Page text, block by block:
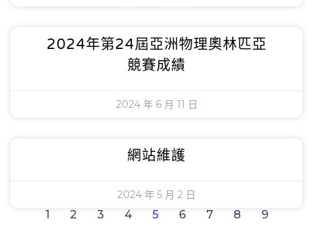
2024年第24屆亞洲物理奧林匹亞
競賽成績
2024 年 6 月 11 日
網站維護
2024 年 5 月 2 日
1 2 3 4 5 6 7 8 9